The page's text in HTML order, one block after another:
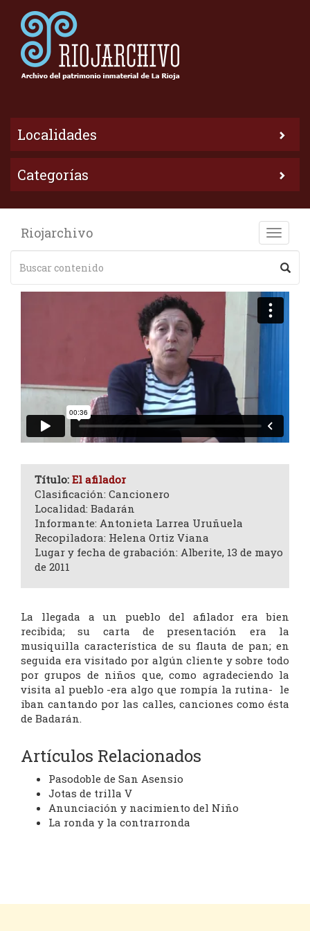
Localidades
Categorías
Toggle
Riojarchivo
Título: El afilador
Clasificación: Cancionero
Localidad: Badarán
Informante: Antonieta Larrea Uruñuela
Recopiladora: Helena Ortiz Viana
Lugar y fecha de grabación: Alberite, 13 de mayo
de 2011
La llegada a un pueblo del afilador era bien
recibida; su carta de presentación era la
musiquilla característica de su flauta de pan; en
seguida era visitado por algún cliente y sobre todo
por grupos de niños que, como agradeciendo la
visita al pueblo -era algo que rompía la rutina- le
iban cantando por las calles, canciones como ésta
de Badarán.
Artículos Relacionados
Pasodoble de San Asensio
Jotas de trilla V
Anunciación y nacimiento del Niño
La ronda y la contrarronda